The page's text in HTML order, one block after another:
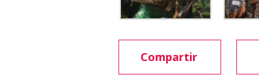
Compartir